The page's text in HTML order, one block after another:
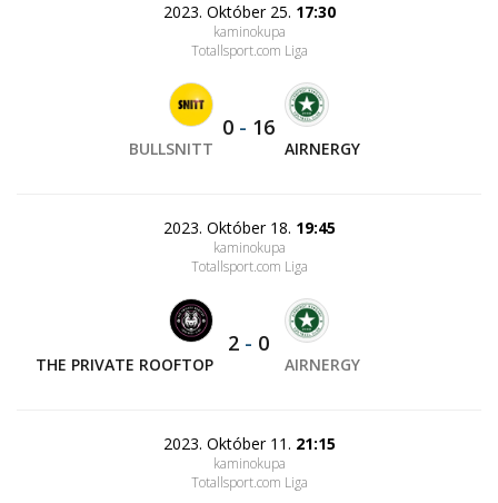
2023. Október 25. 17:30
kaminokupa
Totallsport.com Liga
BULLSNITT
0 - 16
AIRNERGY
2023. Október 18. 19:45
kaminokupa
Totallsport.com Liga
THE PRIVATE ROOFTOP
2 - 0
AIRNERGY
2023. Október 11. 21:15
kaminokupa
Totallsport.com Liga